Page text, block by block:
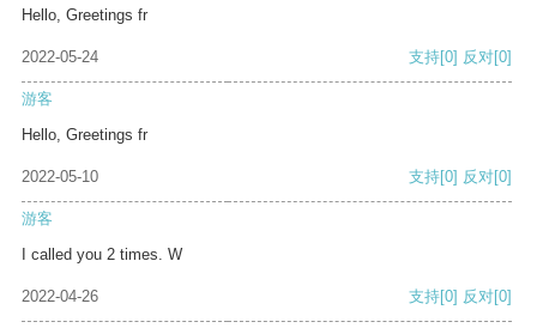
Hello, Greetings fr
2022-05-24 支持[0] 反对[0]
游客
Hello, Greetings fr
2022-05-10 支持[0] 反对[0]
游客
I called you 2 times. W
2022-04-26 支持[0] 反对[0]